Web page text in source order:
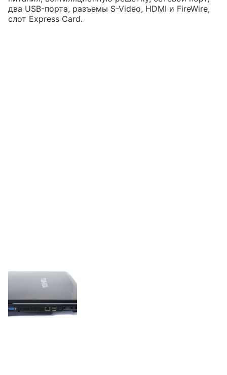
два USB-порта, разъемы S-Video, HDMI и FireWire,
слот Express Card.